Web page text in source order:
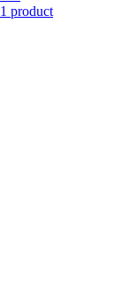
1 product